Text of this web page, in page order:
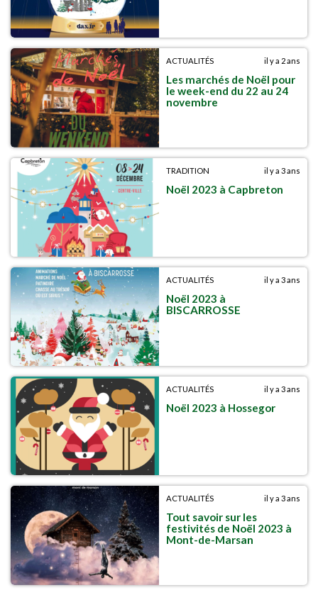
ACTUALITÉS il y a 2 ans
Les marchés de Noël pour
le week-end du 22 au 24
novembre
TRADITION il y a 3 ans
Noël 2023 à Capbreton
ACTUALITÉS il y a 3 ans
Noël 2023 à
BISCARROSSE
ACTUALITÉS il y a 3 ans
Noël 2023 à Hossegor
ACTUALITÉS il y a 3 ans
Tout savoir sur les
festivités de Noël 2023 à
Mont-de-Marsan